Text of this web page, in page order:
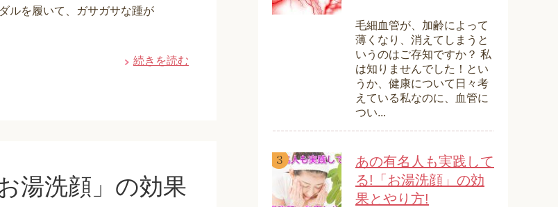
ルを履いて、ガサガサな踵が
続きを読む
湯洗顔」の効果
毛細血管が、加齢によって
薄くなり、消えてしまうと
いうのはご存知ですか？ 私
は知りませんでした！とい
うか、健康について日々考
えている私なのに、血管に
つい...
あの有名人も実践して
る!「お湯洗顔」の効
果とやり方!